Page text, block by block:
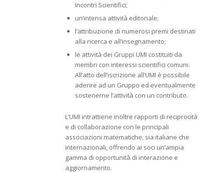
Incontri Scientifici;
un’intensa attività editoriale;
l’attribuzione di numerosi premi destinati
alla ricerca e all’insegnamento;
le attività dei Gruppi UMI costituiti da
membri con interessi scientifici comuni.
All’atto dell’iscrizione all’UMI è possibile
aderire ad un Gruppo ed eventualmente
sostenerne l’attività con un contributo.
L’UMI intrattiene inoltre rapporti di reciprocità
e di collaborazione con le principali
associazioni matematiche, sia italiane che
internazionali, offrendo ai soci un’ampia
gamma di opportunità di interazione e
aggiornamento.